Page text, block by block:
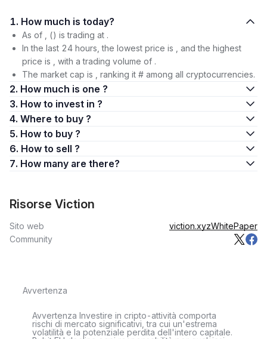
1. How much is today?
As of , () is trading at .
In the last 24 hours, the lowest price is , and the highest
price is , with a trading volume of .
The market cap is , ranking it # among all cryptocurrencies.
2. How much is one ?
3. How to invest in ?
4. Where to buy ?
5. How to buy ?
6. How to sell ?
7. How many are there?
Risorse Viction
Sito web viction.xyzWhitePaper
Community
Avvertenza
Avvertenza Investire in cripto-attività comporta
rischi di mercato significativi, tra cui un'estrema
volatilità e la potenziale perdita dell'intero capitale.